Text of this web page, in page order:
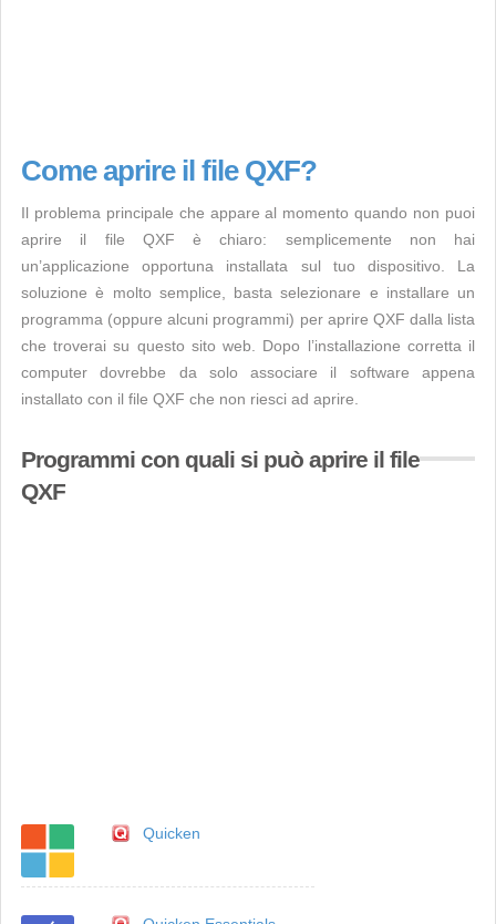
Come aprire il file QXF?
Il problema principale che appare al momento quando non puoi
aprire il file QXF è chiaro: semplicemente non hai
un’applicazione opportuna installata sul tuo dispositivo. La
soluzione è molto semplice, basta selezionare e installare un
programma (oppure alcuni programmi) per aprire QXF dalla lista
che troverai su questo sito web. Dopo l’installazione corretta il
computer dovrebbe da solo associare il software appena
installato con il file QXF che non riesci ad aprire.
Programmi con quali si può aprire il file
QXF
Quicken